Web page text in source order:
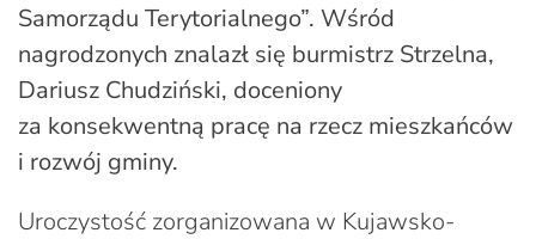
Samorządu Terytorialnego”. Wśród
nagrodzonych znalazł się burmistrz Strzelna,
Dariusz Chudziński, doceniony
za konsekwentną pracę na rzecz mieszkańców
i rozwój gminy.
Uroczystość zorganizowana w Kujawsko-